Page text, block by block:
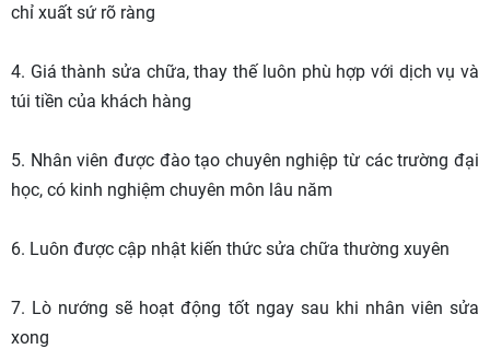
chỉ xuất sứ rõ ràng
4. Giá thành sửa chữa, thay thế luôn phù hợp với dịch vụ và
túi tiền của khách hàng
5. Nhân viên được đào tạo chuyên nghiệp từ các trường đại
học, có kinh nghiệm chuyên môn lâu năm
6. Luôn được cập nhật kiến thức sửa chữa thường xuyên
7. Lò nướng sẽ hoạt động tốt ngay sau khi nhân viên sửa
xong